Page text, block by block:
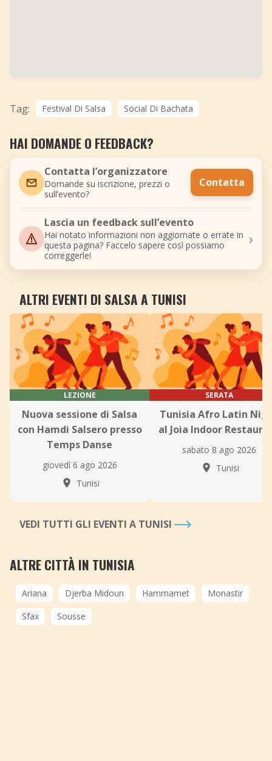
Tag: Festival Di Salsa Social Di Bachata
HAI DOMANDE O FEEDBACK?
Contatta l’organizzatore
Domande su iscrizione, prezzi o
sull’evento?
Contatta
Lascia un feedback sull’evento
Hai notato informazioni non aggiornate o errate in
questa pagina? Faccelo sapere così possiamo
correggerle!
›
ALTRI EVENTI DI SALSA A TUNISI
LEZIONE
Nuova sessione di Salsa
con Hamdi Salsero presso
Temps Danse
giovedì 6 ago 2026
Tunisi
SERATA
Tunisia Afro Latin
al Joia Indoor
sabato 8 ago 2026
Tunisi
VEDI TUTTI GLI EVENTI A TUNISI
ALTRE CITTÀ IN TUNISIA
Ariana Djerba Midoun Hammamet
Monastir
Sfax
Sousse